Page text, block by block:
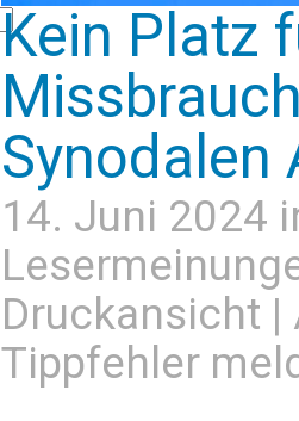
Kein Platz
Synodalen
14. Juni 2024
Druckansicht |
Tippfehler